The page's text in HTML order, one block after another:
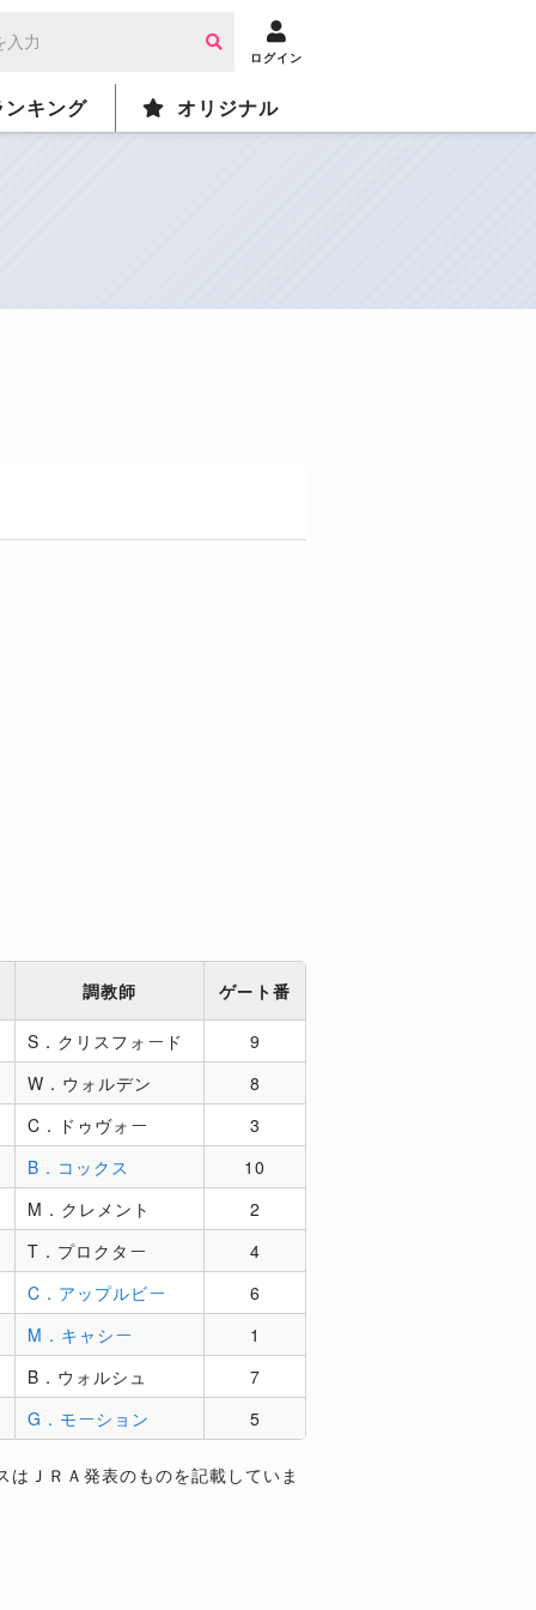
ログイン
ンキング オリジナル
調教師 ゲート番
S．クリスフォード
9
W．ウォルデン
8
C．ドゥヴォー
3
B．コックス
10
M．クレメント
2
T．プロクター
4
C．アップルビー
6
M．キャシー
1
B．ウォルシュ
7
G．モーション 5
ＪＲＡ発表のものを記載していま